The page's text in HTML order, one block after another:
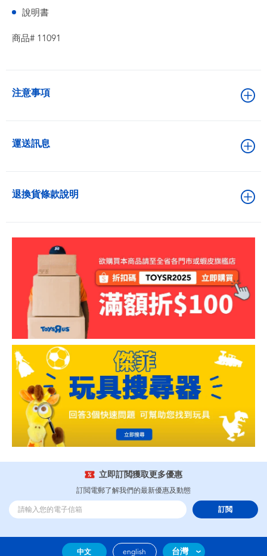
說明書
商品# 11091
注意事項
運送訊息
退換貨條款說明
立即訂閲獲取更多優惠
訂閲電郵了解我們的最新優惠及動態
訂閲
中文 english 台灣